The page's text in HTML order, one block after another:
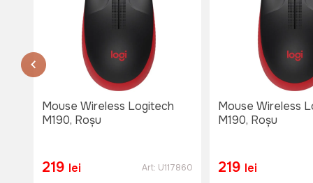
or.Causeni , str. 31 August 1
str. 31 August 1
тел. 060653777
Nu e disponibil
Lu-Vi: 08:00-18:00
Du: 08:00 - 15:00
Mouse Wireless Logitech
M190, Roșu
219 lei Art: U117860
Mouse Wireless
M190, Roșu
219 lei